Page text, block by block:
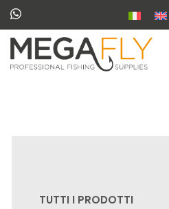
TUTTI I PRODOTTI